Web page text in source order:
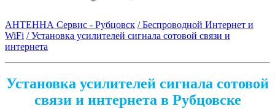
АНТЕННА Сервис - Рубцовск / Беспроводной Интернет и
WiFi / Установка усилителей сигнала сотовой связи и
интернета
Установка усилителей сигнала сотовой
связи и интернета в Рубцовске